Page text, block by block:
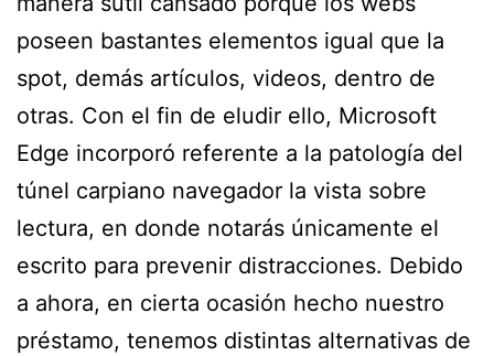
poseen bastantes elementos igual que la
spot, demás artículos, videos, dentro de
otras. Con el fin de eludir ello, Microsoft
Edge incorporó referente a la patologí­a del
túnel carpiano navegador la vista sobre
lectura, en donde notarás únicamente el
escrito para prevenir distracciones. Debido
a ahora, en cierta ocasión hecho nuestro
préstamo, tenemos distintas alternativas de